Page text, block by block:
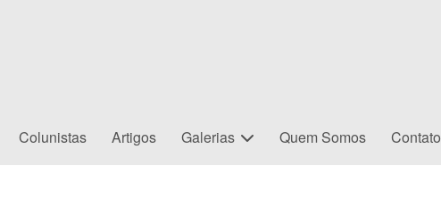
Colunistas Artigos Galerias Quem Somos Contato